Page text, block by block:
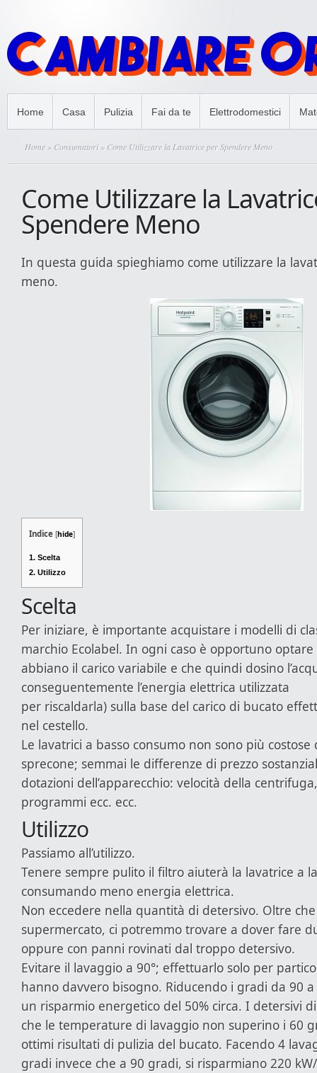
Home Casa Pulizia Fai da te Elettrodomestici
Home » Consumatori » Come Utilizzare la Lavatrice per Spendere Meno
Come Utilizzare la
Spendere Meno
In questa guida spieghiamo come utilizzare la
meno.
Indice [hide]
1. Scelta
2. Utilizzo
Scelta
Per iniziare, è importante acquistare i modelli di
marchio Ecolabel. In ogni caso è opportuno
abbiano il carico variabile e che quindi dosino
conseguentemente l’energia elettrica utilizzata
per riscaldarla) sulla base del carico di bucato
nel cestello.
Le lavatrici a basso consumo non sono più
sprecone; semmai le differenze di prezzo
dotazioni dell’apparecchio: velocità della
programmi ecc. ecc.
Utilizzo
Passiamo all’utilizzo.
Tenere sempre pulito il filtro aiuterà la lavatrice a
consumando meno energia elettrica.
Non eccedere nella quantità di detersivo. Oltre
supermercato, ci potremmo trovare a dover fare
oppure con panni rovinati dal troppo detersivo.
Evitare il lavaggio a 90°; effettuarlo solo per
hanno davvero bisogno. Riducendo i gradi da 90
un risparmio energetico del 50% circa. I detersivi
che le temperature di lavaggio non superino i 60
ottimi risultati di pulizia del bucato. Facendo 4
gradi invece che a 90 gradi, si risparmiano 220